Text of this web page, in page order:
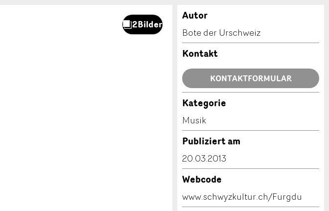
Autor
Bote der Urschweiz
Kontakt
KONTAKTFORMULAR
Kategorie
Musik
Publiziert am
20.03.2013
Webcode
www.schwyzkultur.ch/Furgdu